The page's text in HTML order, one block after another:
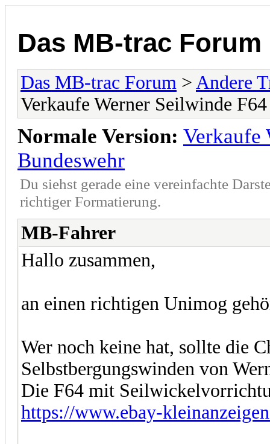
Das MB-trac Forum
Das MB-trac Forum > Andere
Verkaufe Werner Seilwinde
Normale Version: Verkaufe
Bundeswehr
Du siehst gerade eine vereinfachte
richtiger Formatierung.
MB-Fahrer
Hallo zusammen,
an einen richtigen Unimog
Wer noch keine hat, sollte die
Selbstbergungswinden von
Die F64 mit
https://www.ebay-